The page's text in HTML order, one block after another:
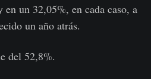
en un 32,05%, en cada caso, a
un año atrás.
del 52,8%.